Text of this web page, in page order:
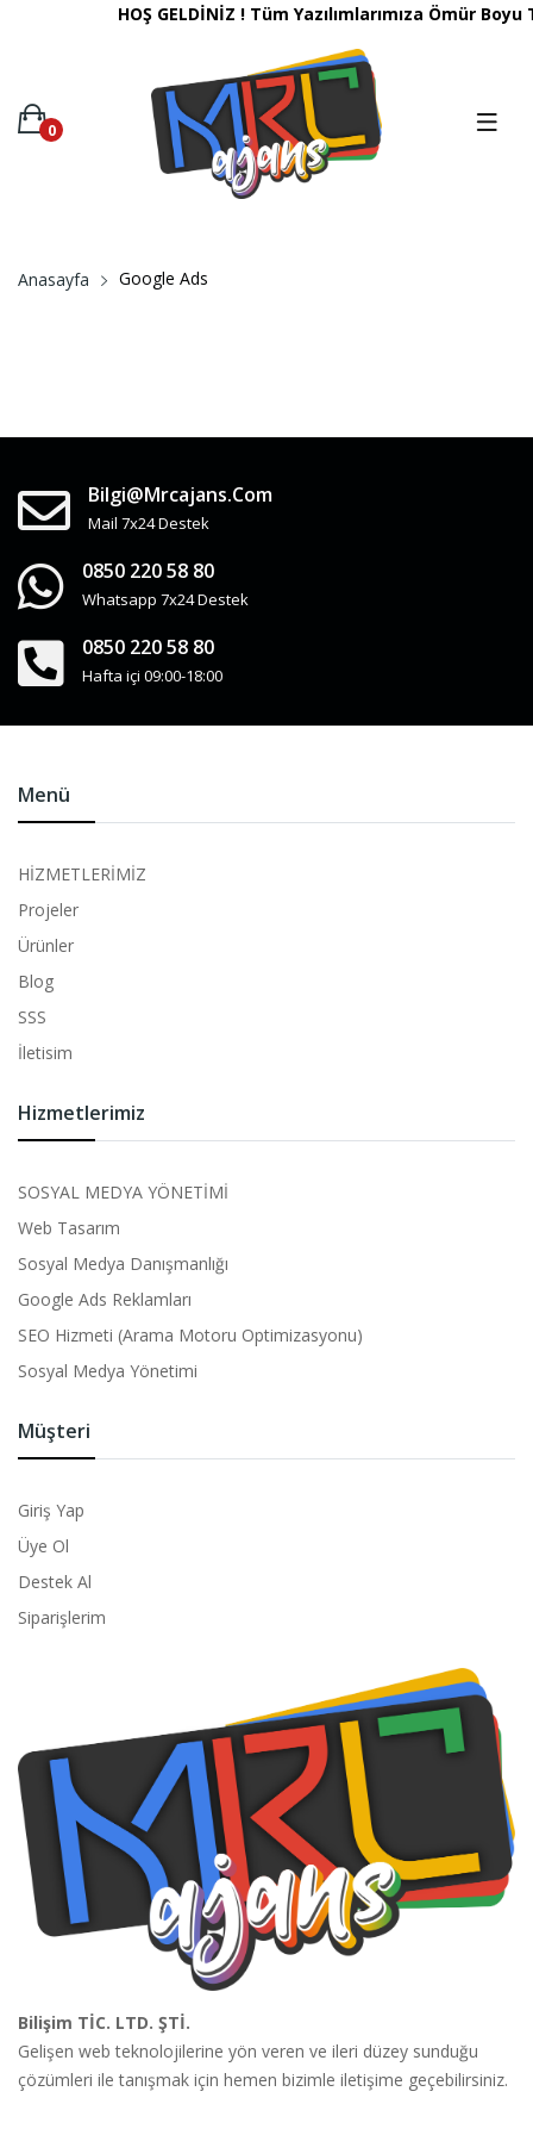
HOŞ GELDİNİZ ! Tüm Yazılımlarımıza Ömür
0
Anasayfa Google Ads
Bilgi@mrcajans.com
Mail 7x24 Destek
0850 220 58 80
Whatsapp 7x24 Destek
0850 220 58 80
Hafta içi 09:00-18:00
Menü
HİZMETLERİMİZ
Projeler
Ürünler
Blog
SSS
İletisim
Hizmetlerimiz
SOSYAL MEDYA YÖNETİMİ
Web Tasarım
Sosyal Medya Danışmanlığı
Google Ads Reklamları
SEO Hizmeti (Arama Motoru Optimizasyonu)
Sosyal Medya Yönetimi
Müşteri
Giriş Yap
Üye Ol
Destek Al
Siparişlerim
Bilişim TİC. LTD. ŞTİ.
Gelişen web teknolojilerine yön veren ve ileri düzey sunduğu
çözümleri ile tanışmak için hemen bizimle iletişime geçebilirsiniz.